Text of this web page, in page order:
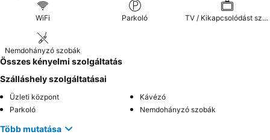
WiFi Parkoló TV / Kikapcsolódást szolgáló extrák
Nemdohányzó szobák
Összes kényelmi szolgáltatás
Szálláshely szolgáltatásai
Üzleti központ
Kávézó
Parkoló
Nemdohányzó szobák
Több mutatása